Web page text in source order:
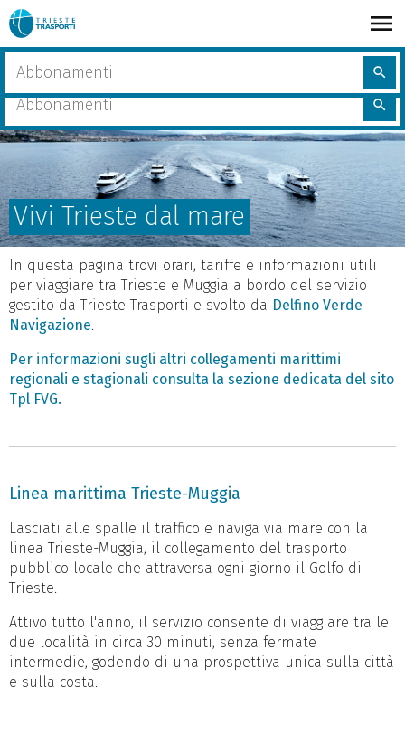
Salta
al
contenuto
principale
Cerca
sito
search
share
Cerca
sito
search
Vivi Trieste dal mare
In questa pagina trovi orari, tariffe e informazioni utili
per viaggiare tra Trieste e Muggia a bordo del servizio
gestito da Trieste Trasporti e svolto da Delfino Verde
Navigazione.
Per informazioni sugli altri collegamenti marittimi
regionali e stagionali consulta la sezione dedicata del sito
Tpl FVG.
Linea marittima Trieste-Muggia
Lasciati alle spalle il traffico e naviga via mare con la
linea Trieste-Muggia, il collegamento del trasporto
pubblico locale che attraversa ogni giorno il Golfo di
Trieste.
Attivo tutto l'anno, il servizio consente di viaggiare tra le
due località in circa 30 minuti, senza fermate
intermedie, godendo di una prospettiva unica sulla città
e sulla costa.